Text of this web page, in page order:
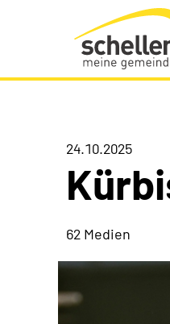
Gemeinde Schellenberg
24.10.2025
62 Medien